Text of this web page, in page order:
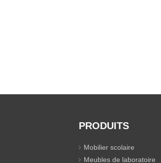
PRODUITS
Mobilier scolaire
Meubles de laboratoire